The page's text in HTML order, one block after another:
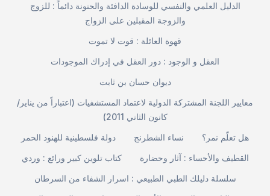
الدليل العلمي والنفسي للوسادة الدافئة والحنونة دائماً : للزوج
والزوجة المقبلين على الزواج
قهوة العائلة : قوت لا تموت
العقل و الوجود : دور العقل في إدراك الموجودات
ديوان حسان بن ثابت
معايير اللجنة المشتركة الدولية لاعتماد المستشفيات (اعتباراً من يناير/
كانون الثاني 2011)
دولة فلسطينية للهنود الحمر
نساء الشطرنج
هل تعلّم نمر؟
كتاب تلوين كبير ورائع : وردي
القطيف والأحساء : آثار وحضارة
سلسلة دليلك الطبي الطبيعي : اسرار الشفاء من السرطان